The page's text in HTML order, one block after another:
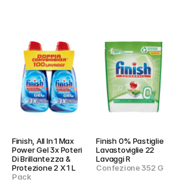
Finish, All In 1 Max
Power Gel 3x Poteri
Di Brillantezza &
Protezione 2 X 1 L
Pack
Finish 0% Pastiglie
Lavastoviglie 22
Lavaggi R
Confezione 352 G